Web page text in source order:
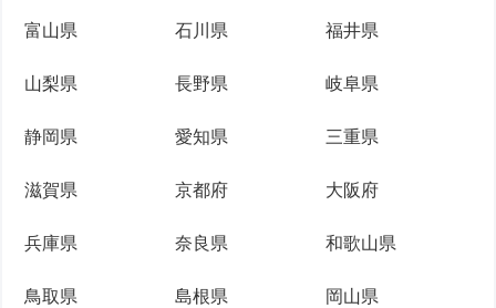
富山県 石川県 福井県
山梨県 長野県 岐阜県
静岡県 愛知県 三重県
滋賀県 京都府 大阪府
兵庫県 奈良県 和歌山県
鳥取県 島根県 岡山県